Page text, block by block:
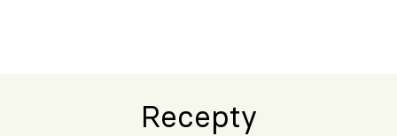
Recepty